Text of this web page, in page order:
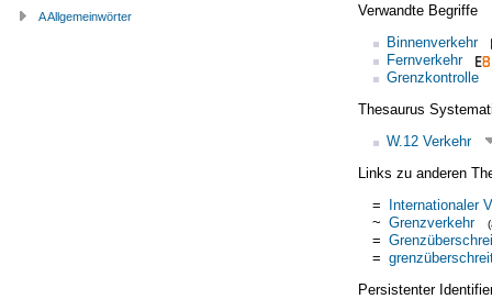
Verwandte Begriffe
Binnenverkehr
Fernverkehr
Grenzkontrolle
Thesaurus
W.12 Verkehr
Links zu anderen
= Internationaler
~ Grenzverkehr
=
=
Persistenter
A Allgemeinwörter